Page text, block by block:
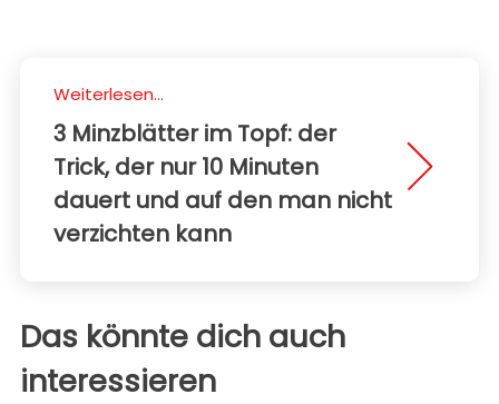
Weiterlesen...
3 Minzblätter im Topf: der
Trick, der nur 10 Minuten
dauert und auf den man nicht
verzichten kann
Das könnte dich auch
interessieren